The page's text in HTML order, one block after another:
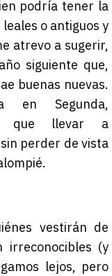
podría tener la
o antiguos y
atrevo a sugerir,
siguiente que,
buenas nuevas.
en Segunda,
que llevar a
perder de vista
vestirán de
irreconocibles (y
lejos, pero